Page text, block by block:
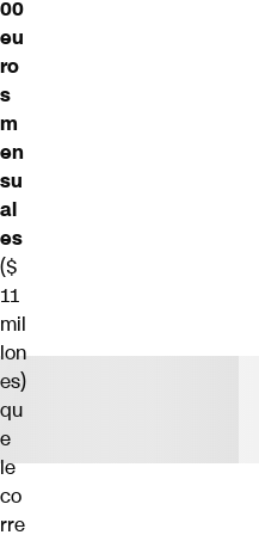
00
eu
ro
s
m
en
su
al
es
($
11
mil
lon
es)
qu
e
le
co
rre